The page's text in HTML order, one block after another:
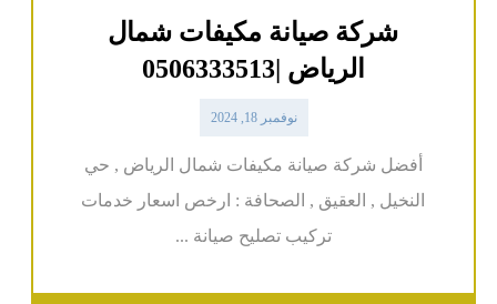
شركة صيانة مكيفات شمال
الرياض |0506333513
نوفمبر 18, 2024
أفضل شركة صيانة مكيفات شمال الرياض , حي
النخيل , العقيق , الصحافة : ارخص اسعار خدمات
تركيب تصليح صيانة ...